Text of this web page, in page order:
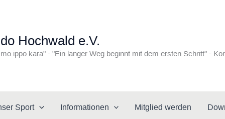
Hochwald e.V.
ippo kara" - "Ein langer Weg beginnt mit dem ersten Schritt" -
Sport Informationen Mitglied werden